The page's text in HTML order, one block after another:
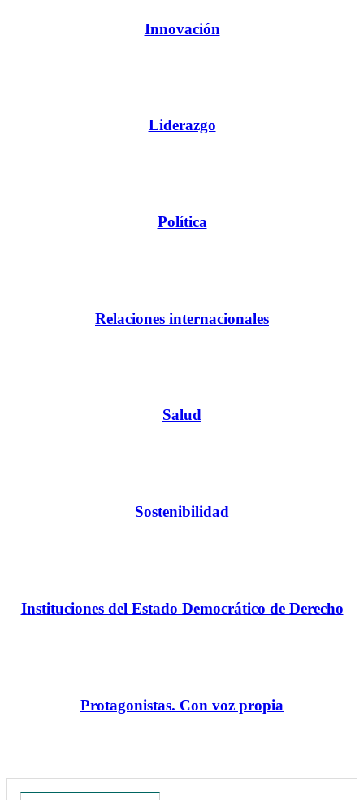
Innovación
Liderazgo
Política
Relaciones internacionales
Salud
Sostenibilidad
Instituciones del Estado Democrático de Derecho
Protagonistas. Con voz propia